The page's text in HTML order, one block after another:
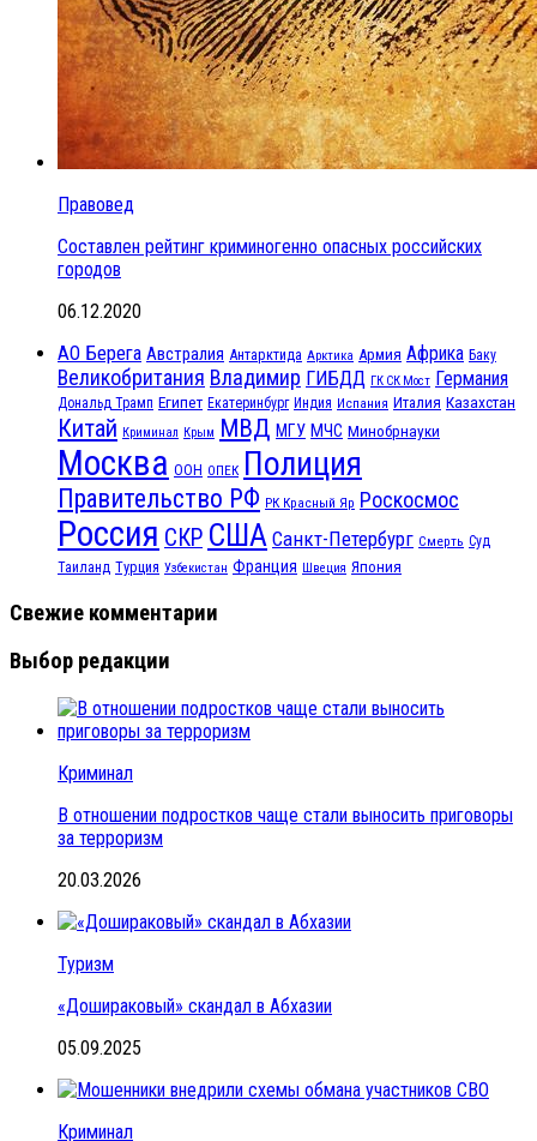
Правовед
Составлен рейтинг криминогенно опасных российских
городов
06.12.2020
АО Берега Австралия Антарктида Арктика Армия Африка Баку
Великобритания Владимир ГИБДД ГК СК Мост Германия
Дональд Трамп Египет Екатеринбург Индия Испания Италия Казахстан
Китай Криминал Крым МВД МГУ МЧС Минобрнауки
Москва ООН ОПЕК Полиция
Правительство РФ РК Красный Яр Роскосмос
Россия СКР США Санкт-Петербург Смерть Суд
Таиланд Турция Узбекистан Франция Швеция Япония
Свежие комментарии
Выбор редакции
Криминал
В отношении подростков чаще стали выносить приговоры
за терроризм
20.03.2026
Туризм
«Дошираковый» скандал в Абхазии
05.09.2025
Криминал